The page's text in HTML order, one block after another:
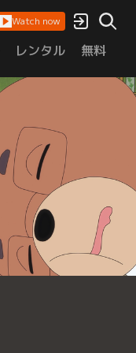
Watch now
レンタル 無料